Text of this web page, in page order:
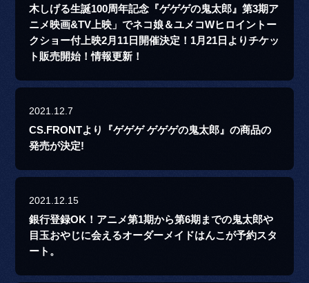
木しげる生誕100周年記念『ゲゲゲの鬼太郎』第3期ア
ニメ映画&TV上映」でネコ娘＆ユメコWヒロイントー
クショー付上映2月11日開催決定！1月21日よりチケッ
ト販売開始！情報更新！
2021.12.7
CS.FRONTより『ゲゲゲ ゲゲゲの鬼太郎』の商品の
発売が決定!
2021.12.15
銀行登録OK！アニメ第1期から第6期までの鬼太郎や
目玉おやじに会えるオーダーメイドはんこが予約スタ
ート。